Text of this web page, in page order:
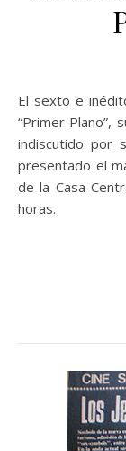
El sexto e inédito número de la revista de crítica de cine
“Primer Plano”,
indiscutido por
presentado el
de la Casa
horas.